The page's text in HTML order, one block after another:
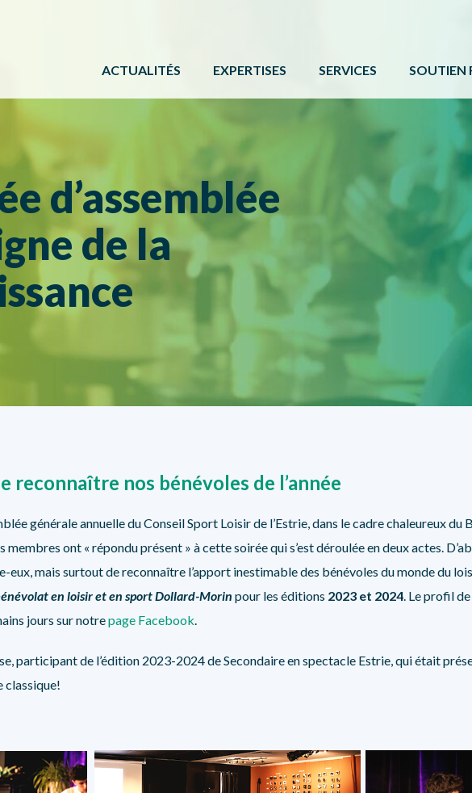
ACTUALITÉS EXPERTISES
BÉNÉVOLAT
CAMPS DE JOUR
LOISIR CULTUREL
LOISIR MUNICIPAL
PARCS ET ESPACES RÉCRÉATIFS
PERSONNES HANDICAPÉES
PLEIN AIR
SÉCURITÉ, INTÉGRITÉ ET ÉTHIQUE
SPORT
SERVICES
CARTE DE SERVICES
BOÎTE À OUTILS
SOUTIEN
AUTRES
d’assemblée
de la
reconnaître nos bénévoles de l’année
générale annuelle du Conseil Sport Loisir de l’Estrie, dans le cadre chaleureux
membres ont « répondu présent » à cette soirée qui s’est déroulée en deux actes.
eux, mais surtout de reconnaître l’apport inestimable des bénévoles du monde du
en loisir et en sport Dollard-Morin pour les éditions 2023 et 2024. Le profil
jours sur notrepage Facebook.
participant de l’édition 2023-2024 de Secondaire en spectacle Estrie, qui était
classique!